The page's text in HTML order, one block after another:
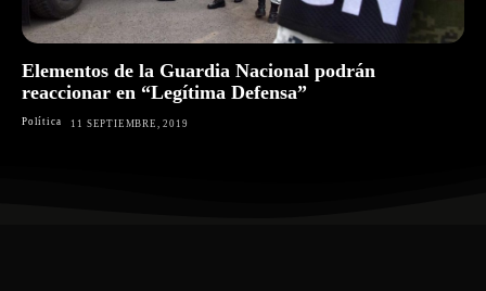
Elementos de la Guardia Nacional podrán
reaccionar en “Legítima Defensa”
Política 11 SEPTIEMBRE, 2019